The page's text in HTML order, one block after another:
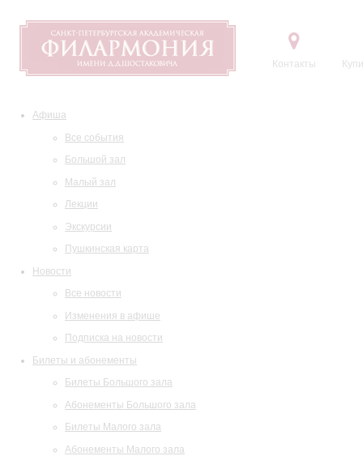
Контакты
Афиша
Все события
Большой зал
Малый зал
Лекции
Экскурсии
Пушкинская карта
Новости
Все новости
Изменения в афише
Подписка на новости
Билеты и абонементы
Билеты Большого зала
Абонементы Большого зала
Билеты Малого зала
Абонементы Малого зала